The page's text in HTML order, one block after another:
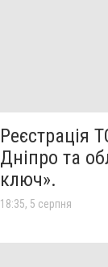
Реєстрація
Дніпро та
ключ».
18:35, 5 серпня